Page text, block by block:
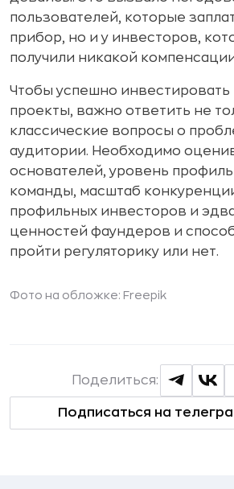
пользователей, которые
прибор, но и у инвесторов,
получили никакой
Чтобы успешно инвестировать
проекты, важно ответить не
классические вопросы о
аудитории. Необходимо
основателей, уровень
команды, масштаб
профильных инвесторов и
ценностей фаундеров и
пройти регуляторику или нет.
Фото на обложке: Freepik
Подписаться на
Поделиться: